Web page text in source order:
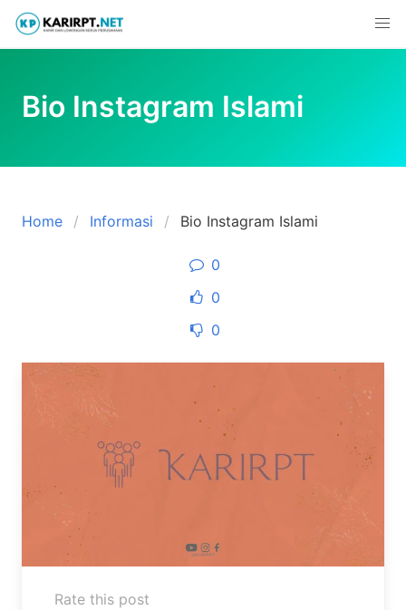
Skip
content
Bio Instagram Islami
Home Informasi Bio Instagram Islami
0
0
0
Rate this post